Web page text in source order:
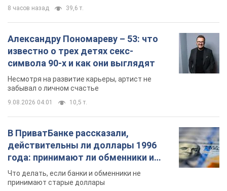
8 часов назад 39,6 т.
Александру Пономареву – 53: что
известно о трех детях секс-
символа 90-х и как они выглядят
Несмотря на развитие карьеры, артист не
забывал о личном счастье
9.08.2026 04:01 10,5 т.
В ПриватБанке рассказали,
действительны ли доллары 1996
года: принимают ли обменники и
банки такие купюры
Что делать, если банки и обменники не
принимают старые доллары